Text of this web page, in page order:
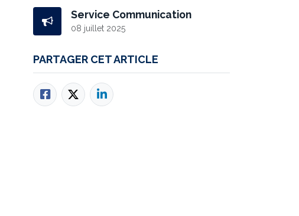
Service Communication
08 juillet 2025
PARTAGER CET ARTICLE